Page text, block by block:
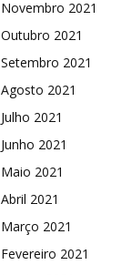
Novembro 2021
Outubro 2021
Setembro 2021
Agosto 2021
Julho 2021
Junho 2021
Maio 2021
Abril 2021
Março 2021
Fevereiro 2021